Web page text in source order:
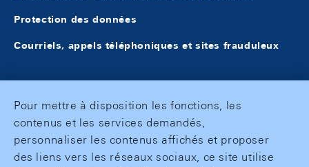
Protection des données
Courriels, appels téléphoniques et sites frauduleux
Pour mettre à disposition les fonctions, les
contenus et les services demandés,
personnaliser les contenus affichés et proposer
des liens vers les réseaux sociaux, ce site utilise